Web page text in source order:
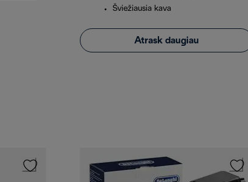
Šviežiausia kava
Atrask daugiau